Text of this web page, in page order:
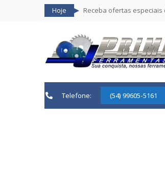
Hoje Receba ofertas
Telefone: (54) 99605-5161